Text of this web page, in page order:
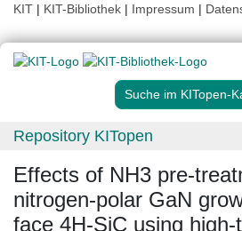
KIT | KIT-Bibliothek | Impressum |
Suche im KITopen-
Repository KITopen
Effects of NH3 pre-
nitrogen-polar GaN
face 4H-SiC using